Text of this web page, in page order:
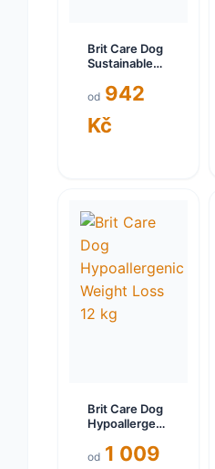
Brit Care Dog
Sustainable
od 942
Kč
Brit Care Dog
Hypoallergenic
12 kg
od 1 009